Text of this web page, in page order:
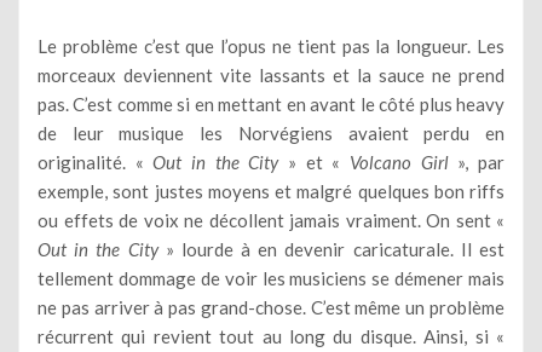
Le problème c’est que l’opus ne tient pas la longueur. Les
morceaux deviennent vite lassants et la sauce ne prend
pas. C’est comme si en mettant en avant le côté plus heavy
de leur musique les Norvégiens avaient perdu en
originalité. «Out in the City» et « Volcano Girl», par
exemple, sont justes moyens et malgré quelques bon riffs
ou effets de voix ne décollent jamais vraiment. On sent «
Out in the City» lourde à en devenir caricaturale. Il est
tellement dommage de voir les musiciens se démener mais
ne pas arriver à pas grand-chose. C’est même un problème
récurrent qui revient tout au long du disque. Ainsi, si «